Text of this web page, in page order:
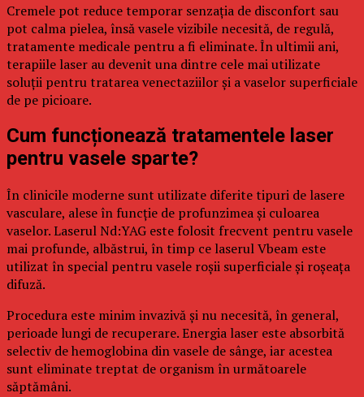
Cremele pot reduce temporar senzația de disconfort sau
pot calma pielea, însă vasele vizibile necesită, de regulă,
tratamente medicale pentru a fi eliminate. În ultimii ani,
terapiile laser au devenit una dintre cele mai utilizate
soluții pentru tratarea venectaziilor și a vaselor superficiale
de pe picioare.
Cum funcționează tratamentele laser
pentru vasele sparte?
În clinicile moderne sunt utilizate diferite tipuri de lasere
vasculare, alese în funcție de profunzimea și culoarea
vaselor. Laserul Nd:YAG este folosit frecvent pentru vasele
mai profunde, albăstrui, în timp ce laserul Vbeam este
utilizat în special pentru vasele roșii superficiale și roșeața
difuză.
Procedura este minim invazivă și nu necesită, în general,
perioade lungi de recuperare. Energia laser este absorbită
selectiv de hemoglobina din vasele de sânge, iar acestea
sunt eliminate treptat de organism în următoarele
săptămâni.